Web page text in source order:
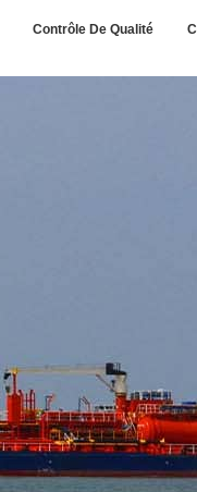
Contrôle De Qualité